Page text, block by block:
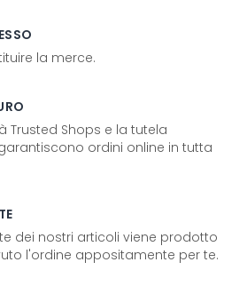
la merce.
Trusted Shops e la tutela
ordini online in tutta
dei nostri articoli viene prodotto
l'ordine appositamente per te.